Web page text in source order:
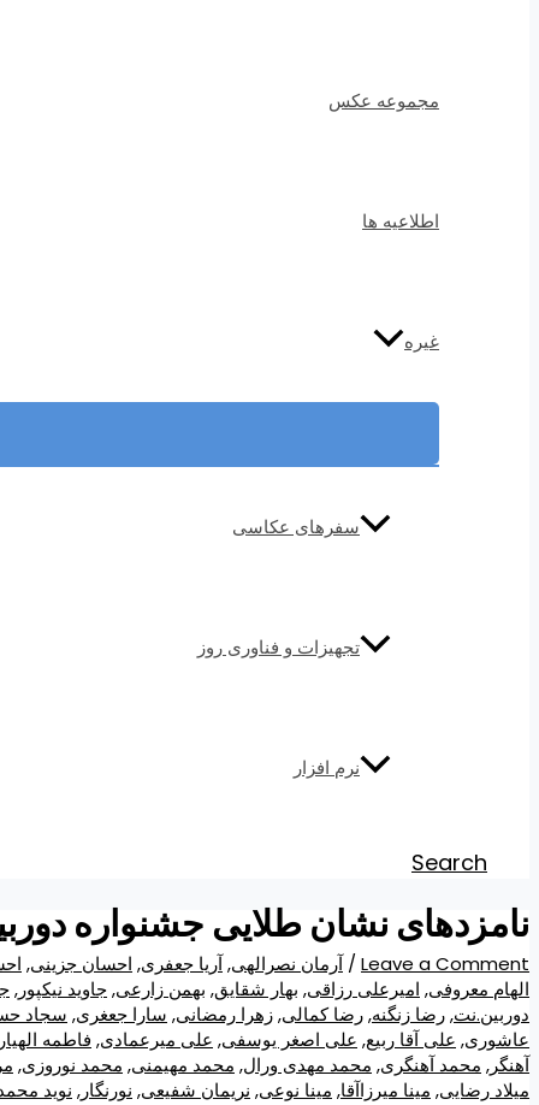
مجموعه عکس
اطلاعیه ها
غیره
سفرهای عکاسی
تجهیزات و فناوری روز
نرم افزار
Search
نامزدهای نشان طلایی جشنواره
Leave a Comment
/آرمان نصرالهی,آریا جعفری, احسان جزینی,
الهام معروفی, امیرعلی رزاقی, بهار شقایق, بهمن زارعی,جاوید نیکپور,
دوربین.نت,رضا زنگنه,رضا کمالی,زهرا رمضانی, سارا جعغری, سجاد
عاشوری, علی آقا ربیع, علی اصغر یوسفی, علی میرعمادی, فاطمه
آهنگر, محمد آهنگری, محمد مهدی ورال, محمد مهیمنی, محمد نوروزی,
میلاد رضایی, مینا میرزاآقا, مینا نوعی, نریمان شفیعی, نورنگار, نوید